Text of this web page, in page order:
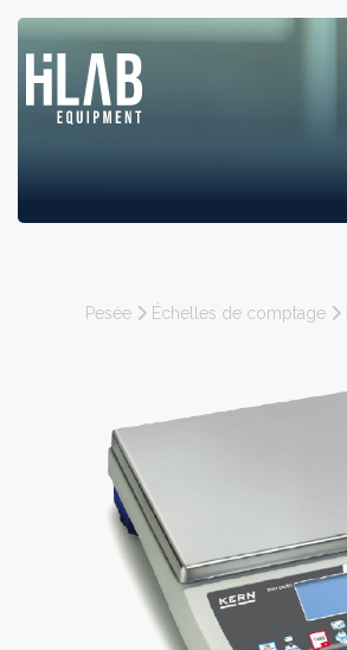
Pesée Échelles de comptage